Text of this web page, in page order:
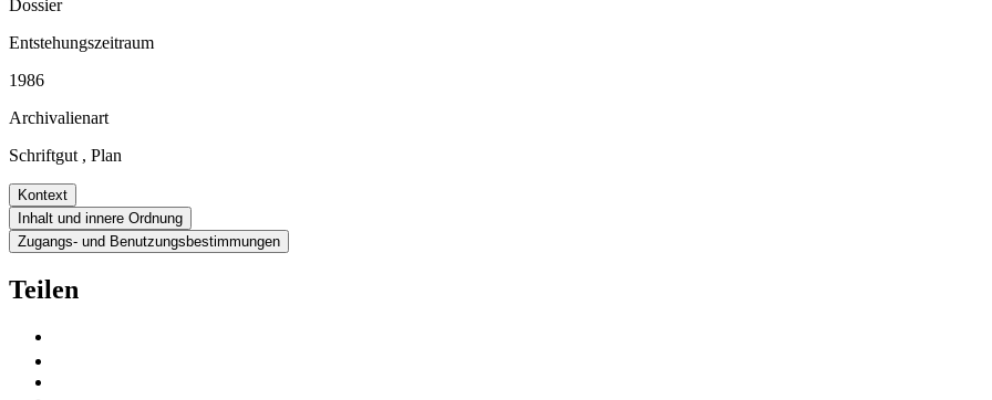
Dossier
Entstehungszeitraum
1986
Archivalienart
Schriftgut , Plan
Kontext
Inhalt und innere Ordnung
Zugangs- und Benutzungsbestimmungen
Teilen